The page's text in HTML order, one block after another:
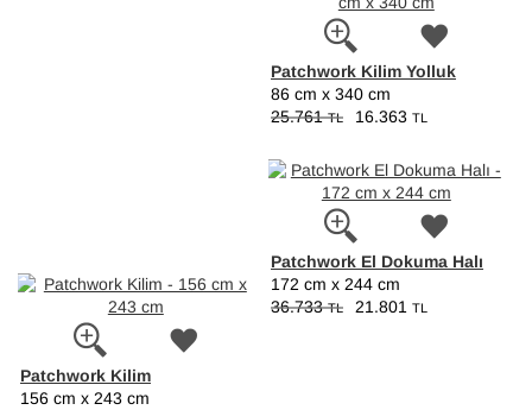
Patchwork Kilim Yolluk
86 cm x 340 cm
25.761TL 16.363 TL
Patchwork El Dokuma Halı
172 cm x 244 cm
36.733TL 21.801 TL
Patchwork Kilim
156 cm x 243 cm